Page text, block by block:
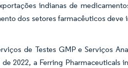
indianas de
dos setores farmacêuticos deve
de Testes GMP e Serviços
2022, a Ferring Pharmaceuticals